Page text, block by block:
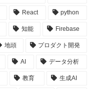
React python
知能 Firebase
地頭 プロダクト開発
AI データ分析
教育 生成AI